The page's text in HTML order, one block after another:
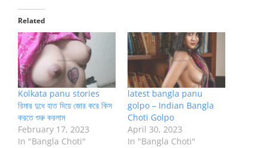
Related
Kolkata panu stories
রিমার দুধে হাত দিয়ে জোর করে কিস
করতে শুরু করলাম
February 17, 2023
In "Bangla Choti"
latest bangla panu
golpo – Indian Bangla
Choti Golpo
April 30, 2023
In "Bangla Choti"